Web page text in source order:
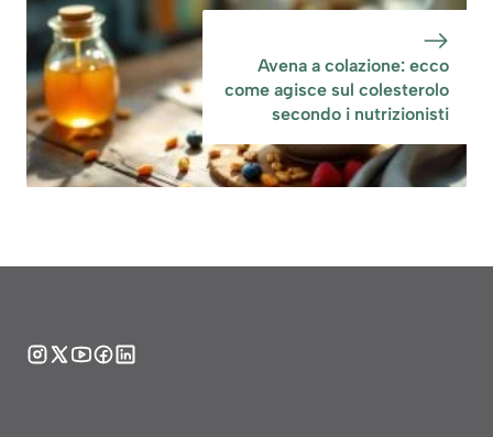
Avena a colazione: ecco
come agisce sul colesterolo
secondo i nutrizionisti